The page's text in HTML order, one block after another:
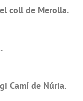
coll de Merolla.
Camí de Núria.